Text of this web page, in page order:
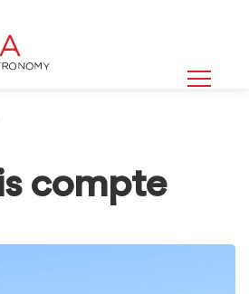
compte